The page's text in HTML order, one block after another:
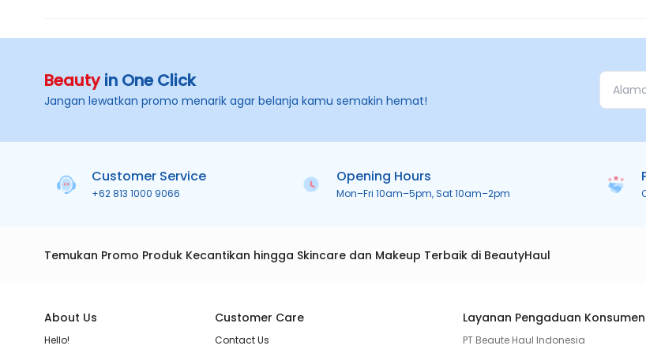
Beautyin One Click
Jangan lewatkan promo menarik agar belanja kamu semakin hemat!
Customer Service
+62 813 1000 9066
Opening Hours
Mon–Fri 10am–5pm, Sat 10am–2pm
Temukan Promo Produk Kecantikan hingga Skincare dan Makeup Terbaik di BeautyHaul
About Us
Hello!
Customer Care
Contact Us
Layanan Pengaduan Konsumen
PT Beaute Haul Indonesia